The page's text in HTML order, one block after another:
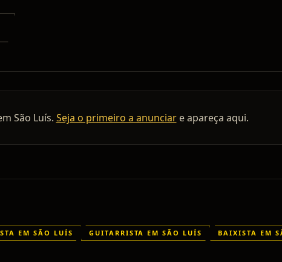
São Luís. Seja o primeiro a anunciar e apareça aqui.
EM SÃO LUÍS GUITARRISTA EM SÃO LUÍS
BAIXISTA EM